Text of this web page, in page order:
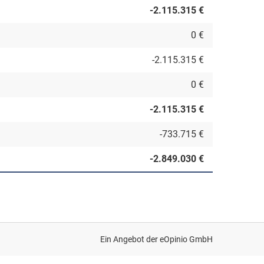
-2.115.315 €
0 €
-2.115.315 €
0 €
-2.115.315 €
-733.715 €
-2.849.030 €
Ein Angebot dereOpinio GmbH